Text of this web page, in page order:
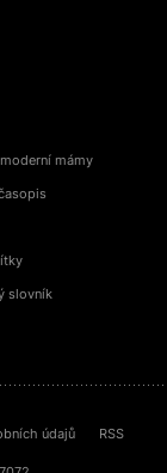
mámy
slovník
údajů RSS